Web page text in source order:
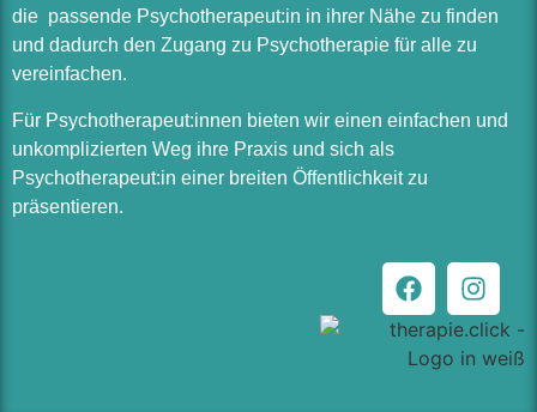
die passende Psychotherapeut:in in ihrer Nähe zu finden
und dadurch den Zugang zu Psychotherapie für alle zu
vereinfachen.
Für Psychotherapeut:innen bieten wir einen einfachen und
unkomplizierten Weg ihre Praxis und sich als
Psychotherapeut:in einer breiten Öffentlichkeit zu
präsentieren.